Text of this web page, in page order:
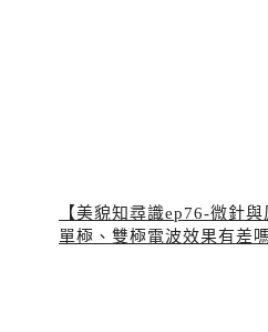
【美貌知尋識ep76-微針
單極、雙極電波效果有差